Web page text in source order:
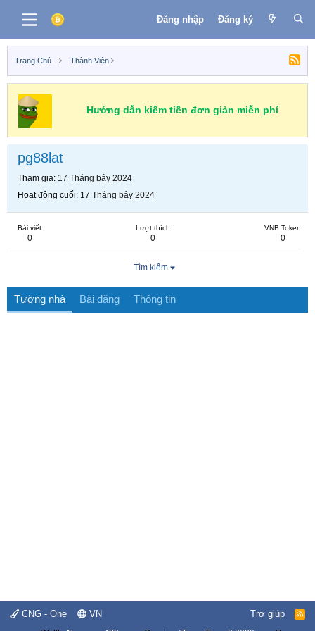
Đăng nhập Đăng ký
Trang Chủ Thành Viên
Hướng dẫn kiếm tiền đơn giản miễn phí
pg88lat
Tham gia 17 Tháng bảy 2024
Hoạt động cuối 17 Tháng bảy 2024
Bài viết
0
Lượt thích
0
VNB Token
0
Tìm kiếm
Tường nhà Bài đăng Thông tin
CNG - One VN Trợ giúp
R